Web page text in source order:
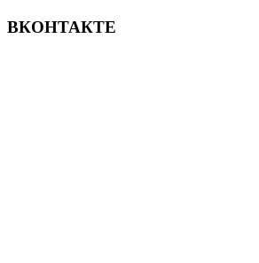
ВКОНТАКТЕ